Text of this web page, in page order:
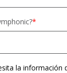
*
la información